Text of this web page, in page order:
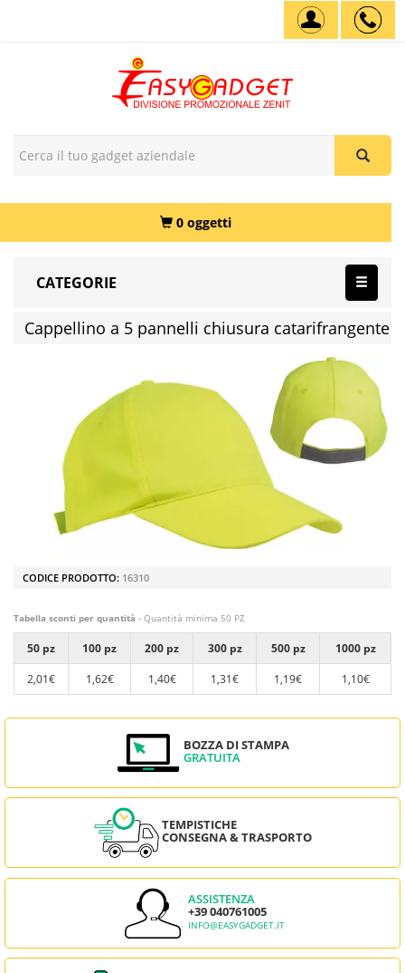
0 oggetti
CATEGORIE
Cappellino a 5 pannelli chiusura catarifrangente
CODICE PRODOTTO: 16310
Tabella sconti per quantità - Quantità minima 50 PZ
50 pz 100 pz 200 pz 300 pz 500 pz
1000 pz
2,01€
1,62€ 1,40€ 1,31€ 1,19€ 1,10€
BOZZA DI STAMPA
GRATUITA
TEMPISTICHE
CONSEGNA & TRASPORTO
ASSISTENZA
+39 040761005
INFO@EASYGADGET.IT